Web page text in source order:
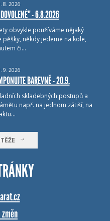
8. 2026
- 6.8.2026
obvykle používáme nějaký
někdy jedeme na kole,
či…
9. 2026
BAREVNĚ - 20.9.
skladebných postupů a
např. na jednom zátiší, na